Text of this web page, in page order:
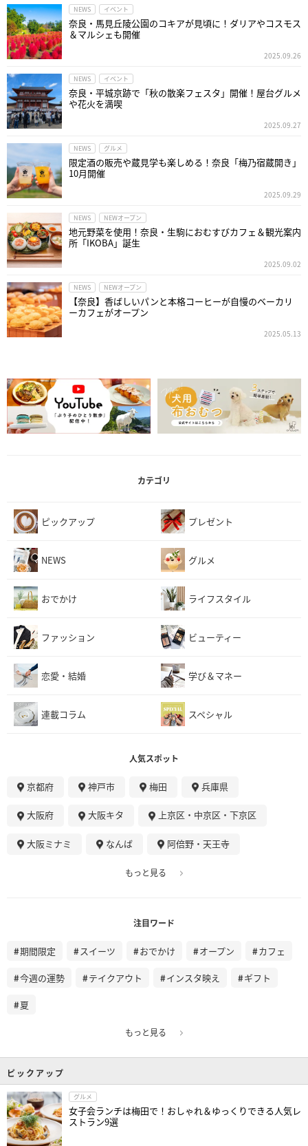
NEWS イベント
奈良・馬見丘陵公園のコキアが見頃に！ダリアやコスモス
＆マルシェも開催
2025.09.26
NEWS イベント
奈良・平城京跡で「秋の散楽フェスタ」開催！屋台グルメ
や花火を満喫
2025.09.27
NEWS グルメ
限定酒の販売や蔵見学も楽しめる！奈良「梅乃宿蔵開き」
10月開催
2025.09.29
NEWS NEWオープン
地元野菜を使用！奈良・生駒におむすびカフェ＆観光案内
所「IKOBA」誕生
2025.09.02
NEWS NEWオープン
【奈良】香ばしいパンと本格コーヒーが自慢のベーカリ
ーカフェがオープン
2025.05.13
カテゴリ
ピックアップ プレゼント
NEWS グルメ
おでかけ ライフスタイル
ファッション ビューティー
恋愛・結婚 学び＆マネー
連載コラム スペシャル
人気スポット
京都府 神戸市 梅田 兵庫県
大阪府 大阪キタ 上京区・中京区・下京区
大阪ミナミ なんば 阿倍野・天王寺
もっと見る
注目ワード
期間限定 スイーツ おでかけ オープン カフェ
今週の運勢 テイクアウト インスタ映え ギフト
夏
もっと見る
ピックアップ
グルメ
女子会ランチは梅田で！おしゃれ＆ゆっくりできる人気レ
ストラン9選